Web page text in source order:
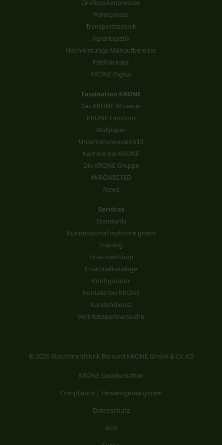
Großpackenpressen
Pelletpresse
Transporttechnik
Agrarlogistik
Hochleistungs-Mähaufbereiter
Feldhäcksler
KRONE Digital
Faszination KRONE
Das KRONE Museum
KRONE Fanshop
Wallpaper
Unternehmensleitbild
Karriere bei KRONE
Die KRONE Gruppe
#KRONECTED
News
Services
Standards
Kundenportal mykrone.green
Training
Ersatzteil-Shop
Ersatzteilkataloge
Konfigurator
Kontakt bei KRONE
Kundendienst
Vertriebspartnersuche
© 2026 Maschinenfabrik Bernard KRONE GmbH & Co.KG
KRONE Gesellschaften
Compliance | Hinweisgebersystem
Datenschutz
AGB